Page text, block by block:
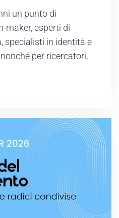
un punto di
maker, esperti di
specialisti in identità e
per ricercatori,